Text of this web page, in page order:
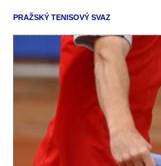
PRAŽSKÝ TENISOVÝ SVAZ